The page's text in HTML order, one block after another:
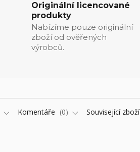
Originální licencované
produkty
Nabízíme pouze originální
zboží od ověřených
výrobců.
Komentáře 0 Související zboží